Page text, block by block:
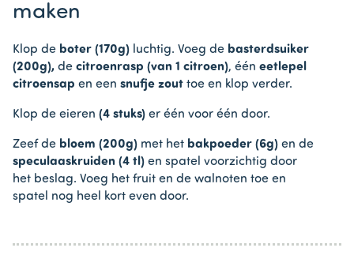
maken
Klop de boter (170g) luchtig. Voeg de basterdsuiker
(200g), de citroenrasp (van 1 citroen), één eetlepel
citroensap en een snufje zout toe en klop verder.
Klop de eieren (4 stuks) er één voor één door.
Zeef de bloem (200g) met het bakpoeder (6g) en de
speculaaskruiden (4 tl) en spatel voorzichtig door
het beslag. Voeg het fruit en de walnoten toe en
spatel nog heel kort even door.